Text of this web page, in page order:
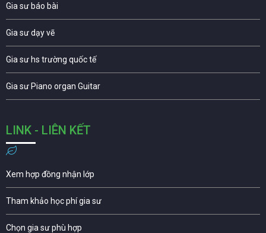
Gia sư báo bài
Gia sư dạy vẽ
Gia sư hs trường quốc tế
Gia sư Piano organ Guitar
LINK - LIÊN KẾT
Xem hợp đồng nhận lớp
Tham khảo học phí gia sư
Chọn gia sư phù hợp